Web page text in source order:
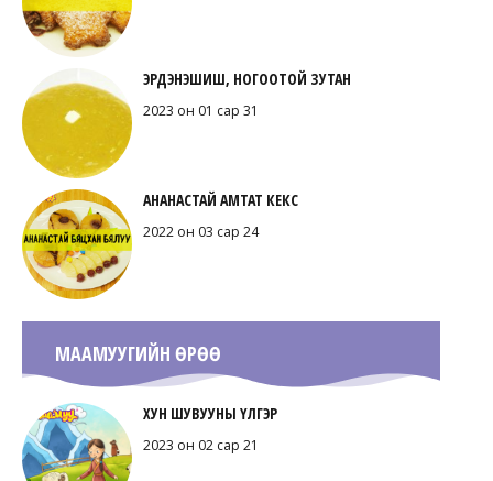
ЭРДЭНЭШИШ, НОГООТОЙ ЗУТАН
2023 он 01 сар 31
АНАНАСТАЙ АМТАТ КЕКС
2022 он 03 сар 24
МААМУУГИЙН ӨРӨӨ
ХУН ШУВУУНЫ ҮЛГЭР
2023 он 02 сар 21